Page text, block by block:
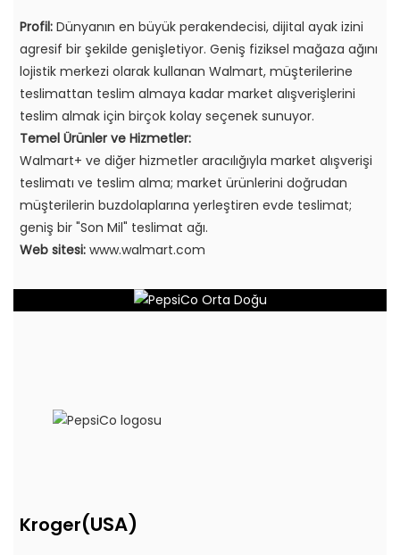
Profil:Dünyanın en büyük perakendecisi, dijital ayak izini
agresif bir şekilde genişletiyor. Geniş fiziksel mağaza ağını
lojistik merkezi olarak kullanan Walmart, müşterilerine
teslimattan teslim almaya kadar market alışverişlerini
teslim almak için birçok kolay seçenek sunuyor.
Temel Ürünler ve Hizmetler:
Walmart+ ve diğer hizmetler aracılığıyla market alışverişi
teslimatı ve teslim alma; market ürünlerini doğrudan
müşterilerin buzdolaplarına yerleştiren evde teslimat;
geniş bir "Son Mil" teslimat ağı.
Web sitesi: www.walmart.com
Kroger(USA)